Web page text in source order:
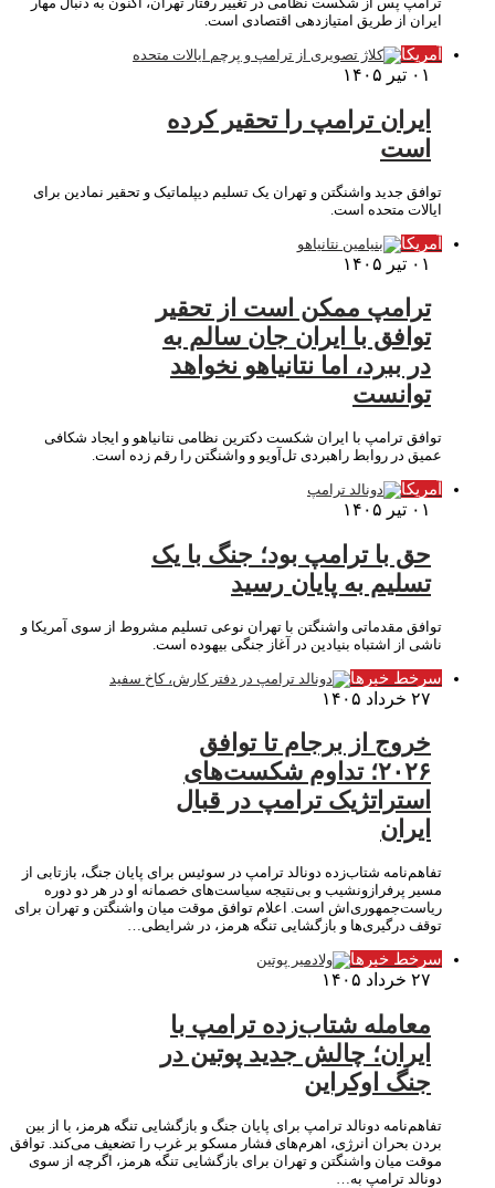
ایران از طریق امتیازدهی اقتصادی است.
آمریکا
۰۱ تیر ۱۴۰۵
ایران ترامپ را تحقیر کرده
است
توافق جدید واشنگتن و تهران یک تسلیم دیپلماتیک و تحقیر نمادین برای
ایالات متحده است.
آمریکا
۰۱ تیر ۱۴۰۵
ترامپ ممکن است از تحقیر
توافق با ایران جان سالم به
در ببرد، اما نتانیاهو نخواهد
توانست
توافق ترامپ با ایران شکست دکترین نظامی نتانیاهو و ایجاد شکافی
عمیق در روابط راهبردی تل‌آویو و واشنگتن را رقم زده است.
آمریکا
۰۱ تیر ۱۴۰۵
حق با ترامپ بود؛ جنگ با یک
تسلیم به پایان رسید
توافق مقدماتی واشنگتن با تهران نوعی تسلیم مشروط از سوی آمریکا و
ناشی از اشتباه بنیادین در آغاز جنگی بیهوده است.
سرخط خبرها
۲۷ خرداد ۱۴۰۵
خروج از برجام تا توافق
۲۰۲۶؛ تداوم شکست‌های
استراتژیک ترامپ در قبال
ایران
تفاهم‌نامه شتاب‌زده دونالد ترامپ در سوئیس برای پایان جنگ، بازتابی از
مسیر پرفرازونشیب و بی‌نتیجه سیاست‌های خصمانه او در هر دو دوره
ریاست‌جمهوری‌اش است. اعلام توافق موقت میان واشنگتن و تهران برای
توقف درگیری‌ها و بازگشایی تنگه هرمز، در شرایطی…
سرخط خبرها
۲۷ خرداد ۱۴۰۵
معامله شتاب‌زده ترامپ با
ایران؛ چالش جدید پوتین در
جنگ اوکراین
تفاهم‌نامه دونالد ترامپ برای پایان جنگ و بازگشایی تنگه هرمز، با از بین
بردن بحران انرژی، اهرم‌های فشار مسکو بر غرب را تضعیف می‌کند. توافق
موقت میان واشنگتن و تهران برای بازگشایی تنگه هرمز، اگرچه از سوی
دونالد ترامپ به…